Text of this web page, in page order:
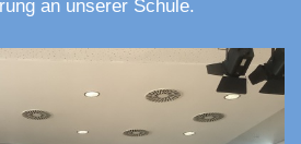
an unserer Schule.